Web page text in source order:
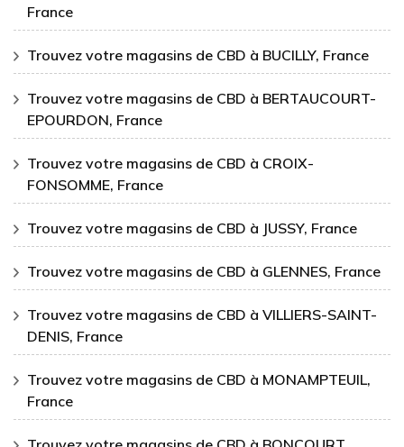
France
Trouvez votre magasins de CBD à BUCILLY, France
Trouvez votre magasins de CBD à BERTAUCOURT-
EPOURDON, France
Trouvez votre magasins de CBD à CROIX-
FONSOMME, France
Trouvez votre magasins de CBD à JUSSY, France
Trouvez votre magasins de CBD à GLENNES, France
Trouvez votre magasins de CBD à VILLIERS-SAINT-
DENIS, France
Trouvez votre magasins de CBD à MONAMPTEUIL,
France